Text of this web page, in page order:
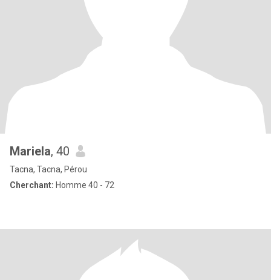
Mariela, 40
Tacna, Tacna, Pérou
Cherchant: Homme 40 - 72